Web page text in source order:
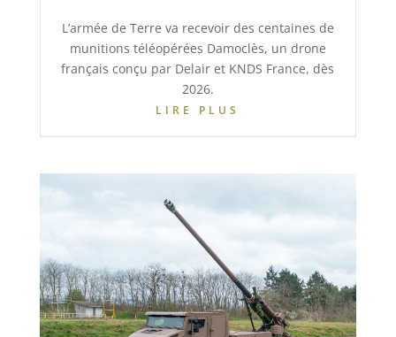
L’armée de Terre va recevoir des centaines de
munitions téléopérées Damoclès, un drone
français conçu par Delair et KNDS France, dès
2026.
LIRE PLUS